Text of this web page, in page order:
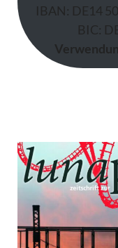
IBAN: DE14
BIC: